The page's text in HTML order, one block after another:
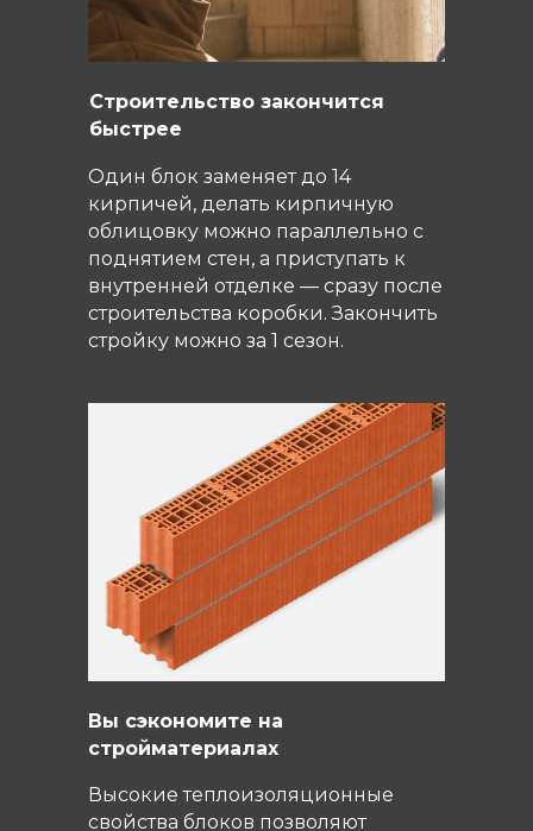
Строительство закончится
быстрее
Один блок заменяет до 14
кирпичей, делать кирпичную
облицовку можно параллельно с
поднятием стен, а приступать к
внутренней отделке — сразу после
строительства коробки. Закончить
стройку можно за 1 сезон.
Вы сэкономите на
стройматериалах
Высокие теплоизоляционные
свойства блоков позволяют